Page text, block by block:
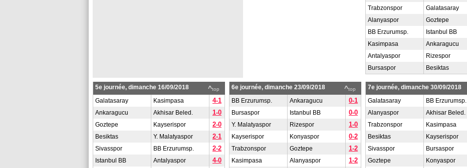
Trabzonspor Galatasaray
Alanyaspor Goztepe
BB Erzurumsp. Istanbul BB
Kasimpasa Ankaragucu
Antalyaspor Rizespor
Bursaspor Besiktas
^top
5e journée, dimanche 16/09/2018
Galatasaray
Kasimpasa 4-1
Ankaragucu Akhisar Beled. 1-0
Goztepe Kayserispor 2-0
Besiktas Y. Malatyaspor 2-1
Sivasspor BB Erzurumsp. 2-2
Istanbul BB Antalyaspor 4-0
^top
6e journée, dimanche 23/09/2018
BB Erzurumsp.
Ankaragucu 0-1
Bursaspor Istanbul BB 0-0
Y. Malatyaspor Rizespor 1-0
Kayserispor Konyaspor 0-2
Trabzonspor Goztepe 1-2
Kasimpasa Alanyaspor 1-2
7e journée, dimanche 30/09/2018
Galatasaray
BB Erzurumsp.
Alanyaspor Akhisar Beled.
Trabzonspor Kasimpasa
Besiktas Kayserispor
Sivasspor Bursaspor
Goztepe Konyaspor